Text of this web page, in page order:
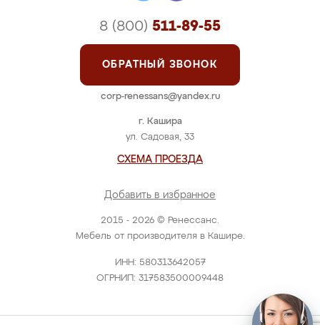
2015 - 2026 © Ренессанс.
Мебель от производителя в Кашире.
ИНН: 580313642057
ОГРНИП: 317583500009448
г. Кашира
ул. Садовая, 33
СХЕМА ПРОЕЗДА
Добавить в избранное
8 (800) 511-89-55
ОБРАТНЫЙ ЗВОНОК
corp-renessans@yandex.ru